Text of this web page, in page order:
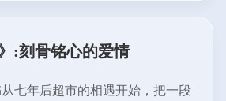
:刻骨铭心的爱情
七年后超市的相遇开始，把一段